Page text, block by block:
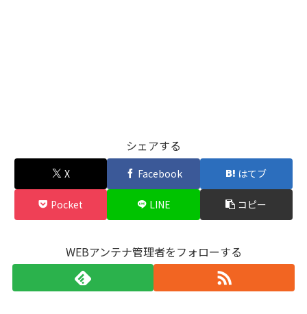
シェアする
X Facebook はてブ
Pocket LINE コピー
WEBアンテナ管理者をフォローする